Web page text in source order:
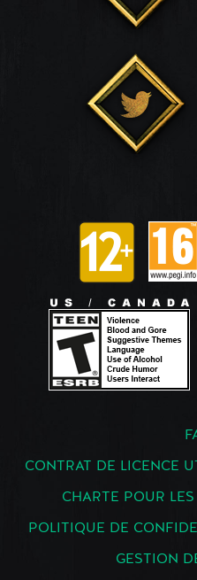
CONTRAT DE LICENCE
CHARTE POUR
POLITIQUE DE
GESTION